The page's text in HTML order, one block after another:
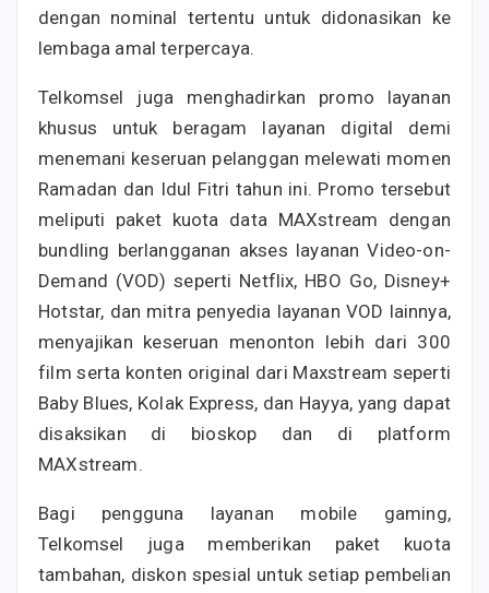
dengan nominal tertentu untuk didonasikan ke
lembaga amal terpercaya.
Telkomsel juga menghadirkan promo layanan
khusus untuk beragam layanan digital demi
menemani keseruan pelanggan melewati momen
Ramadan dan Idul Fitri tahun ini. Promo tersebut
meliputi paket kuota data MAXstream dengan
bundling berlangganan akses layanan Video-on-
Demand (VOD) seperti Netflix, HBO Go, Disney+
Hotstar, dan mitra penyedia layanan VOD lainnya,
menyajikan keseruan menonton lebih dari 300
film serta konten original dari Maxstream seperti
Baby Blues, Kolak Express, dan Hayya, yang dapat
disaksikan di bioskop dan di platform
MAXstream.
Bagi pengguna layanan mobile gaming,
Telkomsel juga memberikan paket kuota
tambahan, diskon spesial untuk setiap pembelian